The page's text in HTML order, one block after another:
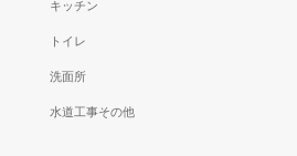
キッチン
トイレ
洗面所
水道工事その他